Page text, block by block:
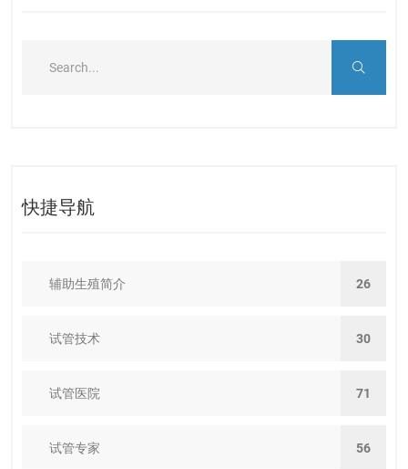
快捷导航
辅助生殖简介 26
试管技术 30
试管医院 71
试管专家 56